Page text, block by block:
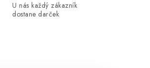
U nás každý zákazník
dostane darček